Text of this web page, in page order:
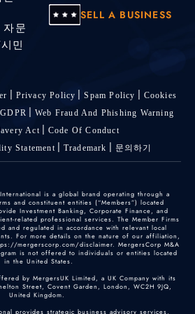
문
민
SELL A BUSINESS
Privacy Policy Spam Policy
Cookies
GDPR
Web Fraud And Phishing Warning
Act
Code Of Conduct
Statement
Trademark 문의하기
is a global brand operating through a
and constituent entities (“Members”) located
Investment Banking, Corporate Finance, and
related professional services. The Member Firms
and regulated in accordance with relevant local
For more details on the nature of our affiliation,
mergerscorp.com/disclaimer. MergersCorp M&A
is not offered to individuals or entities located
in the United States.
by MergersUK Limited, a UK Company with its
Street, Covent Garden, London, WC2H 9JQ,
United Kingdom.
provides strategic business advisory services,